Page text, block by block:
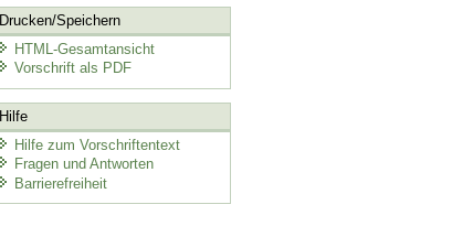
Drucken/Speichern
HTML-Gesamtansicht
Vorschrift als PDF
Hilfe
Hilfe zum Vorschriftentext
Fragen und Antworten
Barrierefreiheit